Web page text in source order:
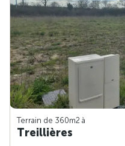
Terrain de 360m2 à
Treillières